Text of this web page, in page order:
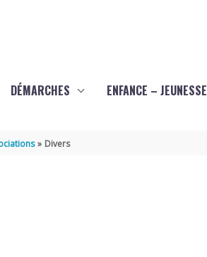
DÉMARCHES ENFANCE – JEUNESSE
Divers